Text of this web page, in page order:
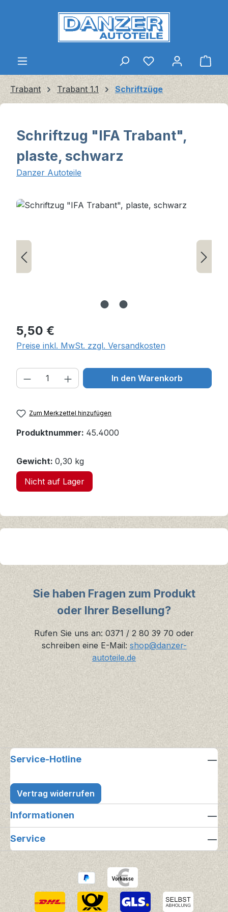
Zum Hauptinhalt springen
Trabant Trabant 1.1 Schriftzüge
Schriftzug "IFA Trabant",
plaste, schwarz
Danzer Autoteile
Bildergalerie überspringen
Regulärer Preis:
5,50 €
Preise inkl. MwSt. zzgl. Versandkosten
Produkt Anzahl: Gib den
In den Warenkorb
Zum Merkzettel hinzufügen
Produktnummer: 45.4000
Gewicht: 0,30 kg
Nicht auf Lager
Sie haben Fragen zum Produkt
oder Ihrer Besellung?
Rufen Sie uns an: 0371 / 2 80 39 70 oder
schreiben eine E-Mail: shop@danzer-
autoteile.de
Service-Hotline
Vertrag widerrufen
Informationen
Service